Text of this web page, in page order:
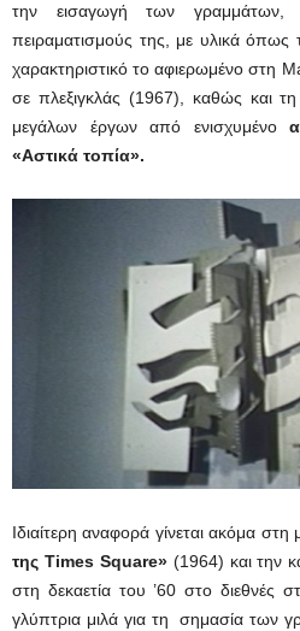
την εισαγωγή των γραμμάτων,
πειραματισμούς της, με υλικά όπως
χαρακτηριστικό το αφιερωμένο στη
σε πλεξιγκλάς (1967), καθώς και τη
μεγάλων έργων από ενισχυμένο
«Αστικά τοπία».
Ιδιαίτερη αναφορά γίνεται ακόμα
της Times Square» (1964) και την
στη δεκαετία του ’60 στο διεθνές
γλύπτρια μιλά για τη σημασία των